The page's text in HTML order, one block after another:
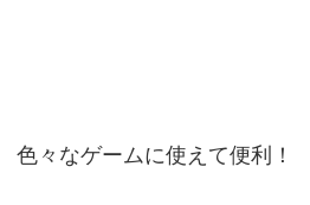
色々なゲームに使えて便利！